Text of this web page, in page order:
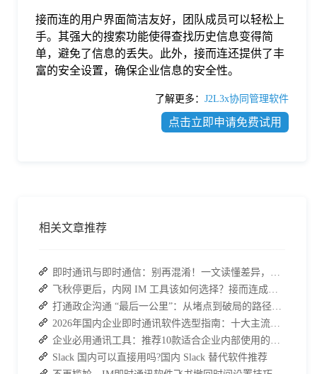
接而连的用户界面简洁友好，团队成员可以轻松上
手。其强大的搜索功能使得查找历史信息变得简
单，避免了信息的丢失。此外，接而连还提供了丰
富的安全设置，确保企业信息的安全性。
了解更多： J2L3x协同管理软件
点击立即申请免费试用
相关文章推荐
Slack 国内可以直接用吗?国内 Slack 替代软件推荐